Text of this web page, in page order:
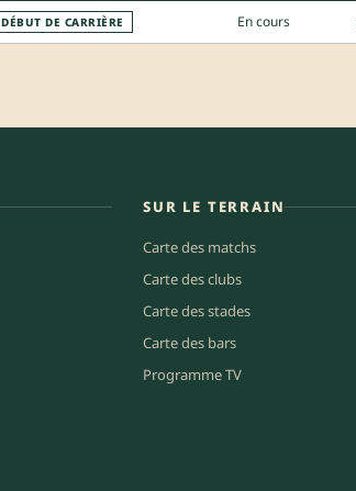
DÉBUT DE CARRIÈRE En cours
SUR LE TERRAIN
Carte des matchs
Carte des clubs
Carte des stades
Carte des bars
Programme TV